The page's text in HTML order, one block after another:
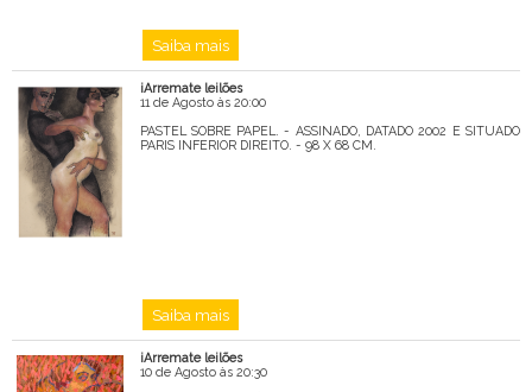
Saiba mais
iArremate leilões
11 de Agosto às 20:00
PASTEL SOBRE PAPEL. - ASSINADO, DATADO 2002 E SITUADO
PARIS INFERIOR DIREITO. - 98 X 68 CM.
Saiba mais
iArremate leilões
10 de Agosto às 20:30